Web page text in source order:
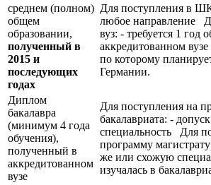
среднем (полном)
общем
образовании,
полученный в
2015 и
последующих
годах
Для поступления в
любое направление
вуз: - требуется 1 год
аккредитованном
по которому
Германии.
Диплом
бакалавра
(минимум 4 года
обучения),
полученный в
аккредитованном
вузе
Для поступления на
бакалавриата: -
специальность Для
программу
же или схожую
изучалась в